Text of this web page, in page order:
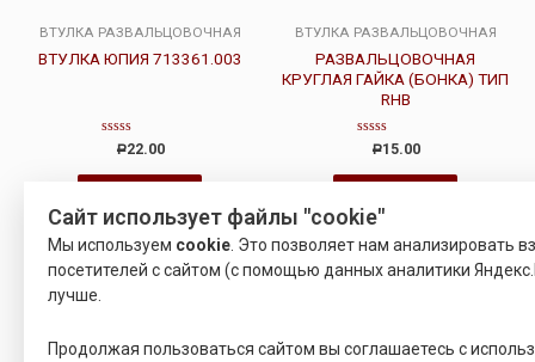
ВТУЛКА РАЗВАЛЬЦОВОЧНАЯ
ВТУЛКА ЮПИЯ 713361.003
Оценка
из
5
Р22.00
ВТУЛКА РАЗВАЛЬЦОВОЧНАЯ
РАЗВАЛЬЦОВОЧНАЯ
КРУГЛАЯ ГАЙКА (БОНКА) ТИП
RHB
Оценка
из
5
Р15.00
Сайт использует файлы "cookie"
Мы используем cookie. Это позволяет нам анализировать
посетителей с сайтом (с помощью данных аналитики
лучше.
Продолжая пользоваться сайтом вы соглашаетесь с